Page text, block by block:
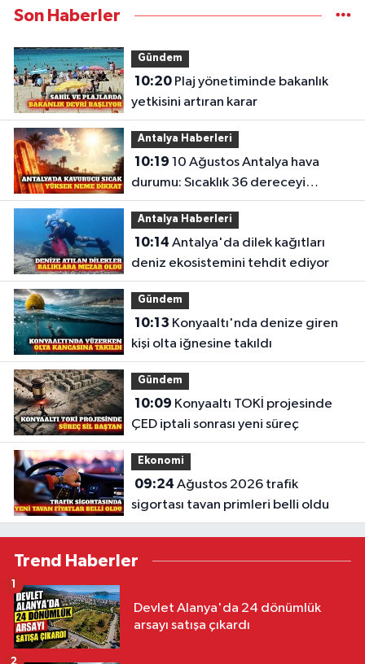
Son Haberler
Gündem
10:20Plaj yönetiminde bakanlık
yetkisini artıran karar
Antalya Haberleri
10:19
durumu: Sıcaklık 36 dereceyi
bulacak
Antalya Haberleri
10:14
deniz ekosistemini tehdit ediyor
Gündem
10:13
kişi olta iğnesine takıldı
Gündem
10:09
ÇED iptali sonrası yeni süreç
Ekonomi
09:24
sigortası tavan primleri belli oldu
Trend Haberler
Devlet Alanya'da 24 dönümlük
arsayı satışa çıkardı
1